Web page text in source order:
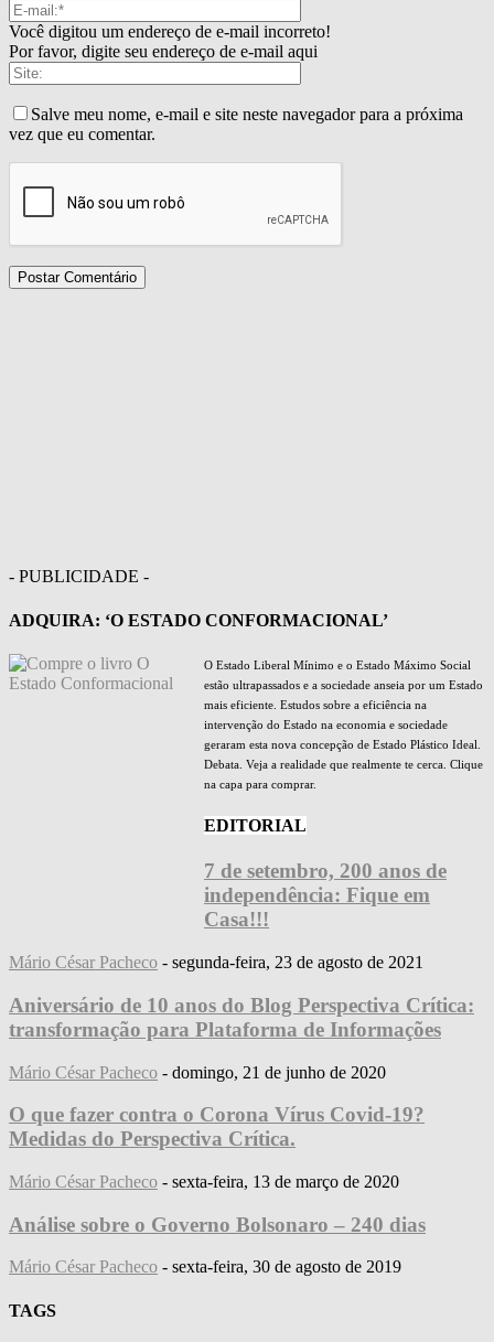
Você digitou um endereço de e-mail incorreto!
Por favor, digite seu endereço de e-mail aqui
Salve meu nome, e-mail e site neste navegador para a próxima
vez que eu comentar.
- PUBLICIDADE -
ADQUIRA: ‘O ESTADO CONFORMACIONAL’
O Estado Liberal Mínimo e o Estado Máximo Social
estão ultrapassados e a sociedade anseia por um Estado
mais eficiente. Estudos sobre a eficiência na
intervenção do Estado na economia e sociedade
geraram esta nova concepção de Estado Plástico Ideal.
Debata. Veja a realidade que realmente te cerca. Clique
na capa para comprar.
EDITORIAL
7 de setembro, 200 anos de
independência: Fique em
Casa!!!
Mário César Pacheco - segunda-feira, 23 de agosto de 2021
Aniversário de 10 anos do Blog Perspectiva Crítica:
transformação para Plataforma de Informações
Mário César Pacheco - domingo, 21 de junho de 2020
O que fazer contra o Corona Vírus Covid-19?
Medidas do Perspectiva Crítica.
Mário César Pacheco - sexta-feira, 13 de março de 2020
Análise sobre o Governo Bolsonaro – 240 dias
Mário César Pacheco - sexta-feira, 30 de agosto de 2019
TAGS